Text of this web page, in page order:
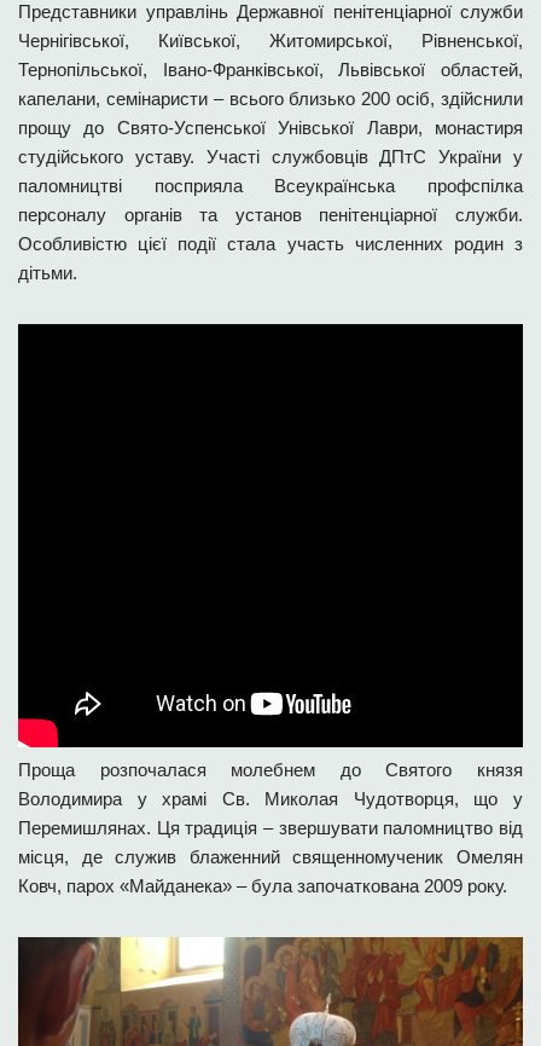
Представники управлінь Державної пенітенціарної служби
Чернігівської, Київської, Житомирської, Рівненської,
Тернопільської, Івано-Франківської, Львівської областей,
капелани, семінаристи – всього близько 200 осіб, здійснили
прощу до Свято-Успенської Унівської Лаври, монастиря
студійського уставу. Участі службовців ДПтС України у
паломництві посприяла Всеукраїнська профспілка
персоналу органів та установ пенітенціарної служби.
Особливістю цієї події стала участь численних родин з
дітьми.
Проща розпочалася молебнем до Святого князя
Володимира у храмі Св. Миколая Чудотворця, що у
Перемишлянах. Ця традиція – звершувати паломництво від
місця, де служив блаженний священномученик Омелян
Ковч, парох «Майданека» – була започаткована 2009 року.